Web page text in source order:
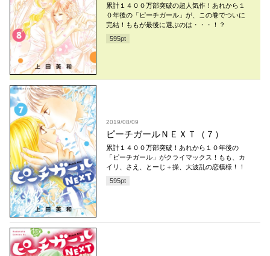
累計１４００万部突破の超人気作！あれから１
０年後の「ピーチガール」が、この巻でついに
完結！ももが最後に選ぶのは・・・！？
595pt
2019/08/09
ピーチガールＮＥＸＴ（７）
累計１４００万部突破！あれから１０年後の
「ピーチガール」がクライマックス！もも、カ
イリ、さえ、とーじ＋操、大波乱の恋模様！！
595pt